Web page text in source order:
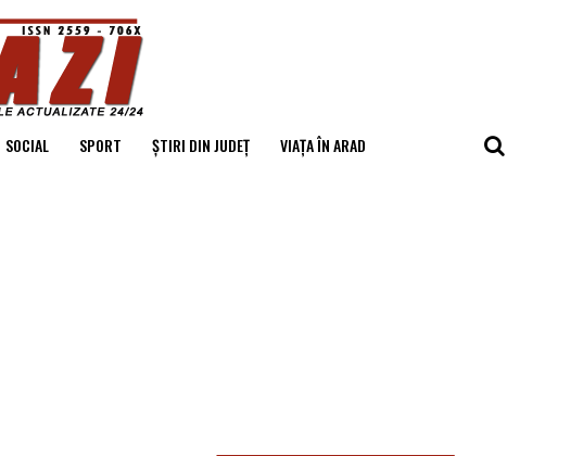
SOCIAL SPORT ȘTIRI DIN JUDEȚ VIAȚA ÎN ARAD